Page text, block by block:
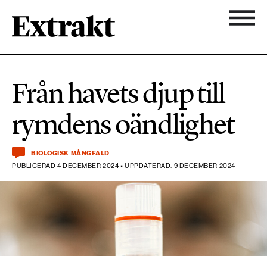
Biologisk mångfald
Hållbara städer
Industri & Energi
Kemikalier
Klimat
Landsbygd
Nyhetsbrev
Om Extrakt
900 ARTIKLAR
584 ARTIKLAR
Hållbara städer
473 ARTIKLAR
Industri & Energi
Kemikalier
Från havets djup till
rymdens oändlighet
BIOLOGISK MÅNGFALD
PUBLICERAD 4 DECEMBER 2024 • UPPDATERAD: 9 DECEMBER 2024